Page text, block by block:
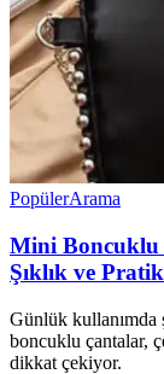
PopülerArama
Mini Boncuklu
Şıklık ve
Günlük kullanımda
boncuklu çantalar,
dikkat çekiyor.